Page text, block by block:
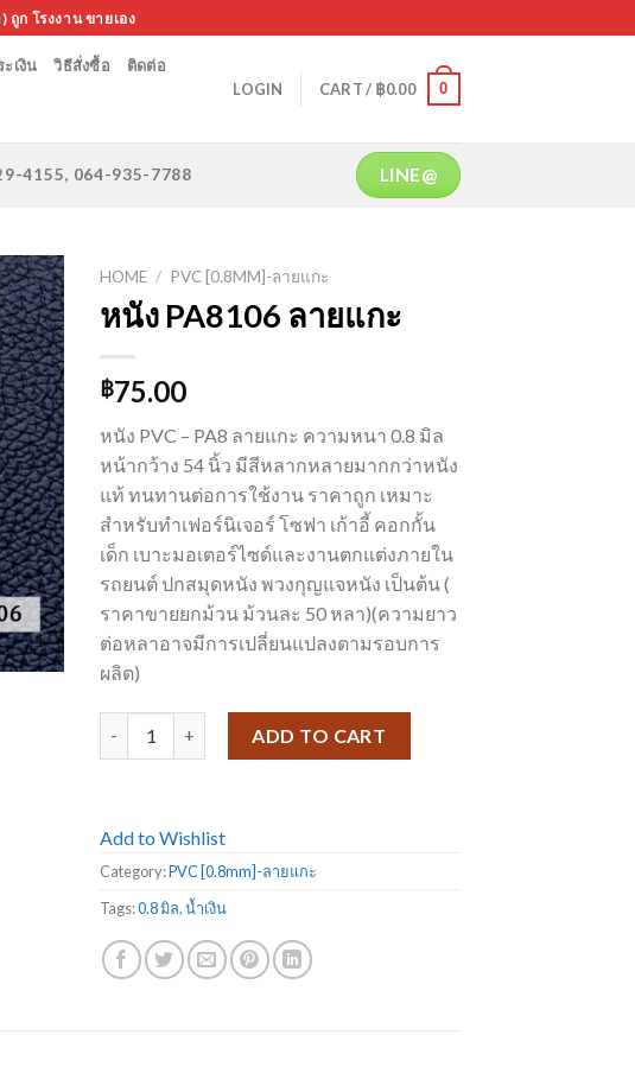
ก โรงงาน ขายเอง
เงิน วิธีสั่งซื้อ ติดต่อ
LOGIN CART / ฿0.00 0
4155, 064-935-7788 LINE@
to
HOME / PVC [0.8MM]-ลายแกะ
หนัง PA8106 ลายแกะ
฿75.00
หนัง PVC – PA8 ลายแกะ ความหนา 0.8 มิล
หน้ากว้าง 54 นิ้ว มีสีหลากหลายมากกว่าหนัง
แท้ ทนทานต่อการใช้งาน ราคาถูก เหมาะ
สำหรับทำเฟอร์นิเจอร์ โซฟา เก้าอี้ คอกกั้น
เด็ก เบาะมอเตอร์ไซด์และงานตกแต่งภายใน
รถยนต์ ปกสมุดหนัง พวงกุญแจหนัง เป็นต้น (
ราคาขายยกม้วน ม้วนละ 50 หลา)(ความยาว
ต่อหลาอาจมีการเปลี่ยนแปลงตามรอบการ
ผลิต)
ADD TO CART
Add to Wishlist
Category:PVC [0.8mm]-ลายแกะ
Tags:0.8 มิล,น้ำเงิน